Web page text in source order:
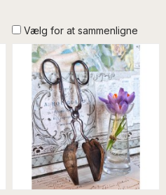
Vælg for at sammenligne